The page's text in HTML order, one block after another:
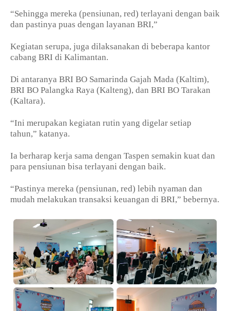
“Sehingga mereka (pensiunan, red) terlayani dengan baik
dan pastinya puas dengan layanan BRI,”
Kegiatan serupa, juga dilaksanakan di beberapa kantor
cabang BRI di Kalimantan.
Di antaranya BRI BO Samarinda Gajah Mada (Kaltim),
BRI BO Palangka Raya (Kalteng), dan BRI BO Tarakan
(Kaltara).
“Ini merupakan kegiatan rutin yang digelar setiap
tahun,” katanya.
Ia berharap kerja sama dengan Taspen semakin kuat dan
para pensiunan bisa terlayani dengan baik.
“Pastinya mereka (pensiunan, red) lebih nyaman dan
mudah melakukan transaksi keuangan di BRI,” bebernya.